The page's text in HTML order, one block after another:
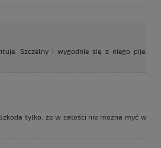
Szczelny i wygodnie się z niego pije.
tylko, że w całości nie można myć w